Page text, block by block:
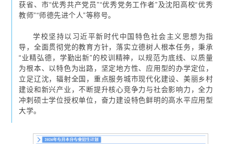
获省、市“优秀共产党员”“优秀党务工作者”及沈阳高校“优秀
教师”“师德先进个人”等称号。
学校坚持以习近平新时代中国特色社会主义思想为指
导，全面贯彻党的教育方针，落实立德树人根本任务，秉承
“业精弘德，学勤出新”的校训精神，以规范为底线、以质量
为根本、以特色为出路，坚定地方性、应用型的办学定位，
立足辽沈，辐射全国，重点服务城市现代化建设、美丽乡村
建设和新兴产业，不断提升核心竞争力与社会影响力，全力
冲刺硕士学位授权单位，奋力建设特色鲜明的高水平应用型
大学。